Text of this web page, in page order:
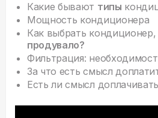
Какие бывают типы
Мощность кондиционера
Как выбрать
продувало?
Фильтрация:
За что есть смысл
Есть ли смысл